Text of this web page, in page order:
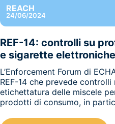
REACH
24/06/2024
REF-14: controlli su
e sigarette elettroniche
L’Enforcement Forum di
REF-14 che prevede
etichettatura delle miscele
prodotti di consumo, in